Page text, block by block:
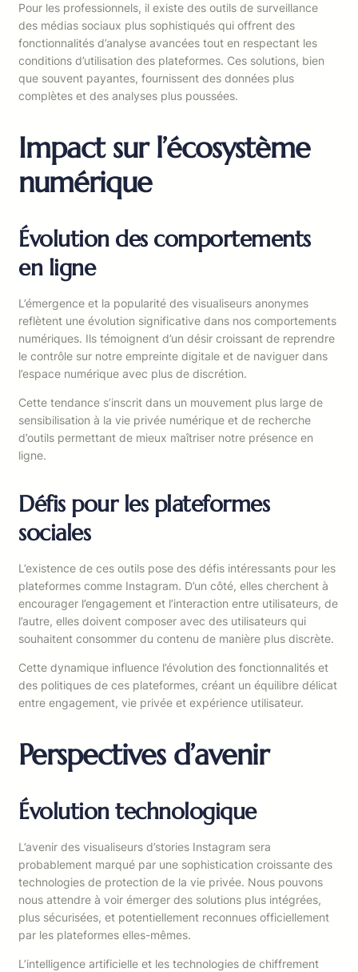
Pour les professionnels, il existe des outils de surveillance
des médias sociaux plus sophistiqués qui offrent des
fonctionnalités d’analyse avancées tout en respectant les
conditions d’utilisation des plateformes. Ces solutions, bien
que souvent payantes, fournissent des données plus
complètes et des analyses plus poussées.
Impact sur l’écosystème
numérique
Évolution des comportements
en ligne
L’émergence et la popularité des visualiseurs anonymes
reflètent une évolution significative dans nos comportements
numériques. Ils témoignent d’un désir croissant de reprendre
le contrôle sur notre empreinte digitale et de naviguer dans
l’espace numérique avec plus de discrétion.
Cette tendance s’inscrit dans un mouvement plus large de
sensibilisation à la vie privée numérique et de recherche
d’outils permettant de mieux maîtriser notre présence en
ligne.
Défis pour les plateformes
sociales
L’existence de ces outils pose des défis intéressants pour les
plateformes comme Instagram. D’un côté, elles cherchent à
encourager l’engagement et l’interaction entre utilisateurs, de
l’autre, elles doivent composer avec des utilisateurs qui
souhaitent consommer du contenu de manière plus discrète.
Cette dynamique influence l’évolution des fonctionnalités et
des politiques de ces plateformes, créant un équilibre délicat
entre engagement, vie privée et expérience utilisateur.
Perspectives d’avenir
Évolution technologique
L’avenir des visualiseurs d’stories Instagram sera
probablement marqué par une sophistication croissante des
technologies de protection de la vie privée. Nous pouvons
nous attendre à voir émerger des solutions plus intégrées,
plus sécurisées, et potentiellement reconnues officiellement
par les plateformes elles-mêmes.
L’intelligence artificielle et les technologies de chiffrement